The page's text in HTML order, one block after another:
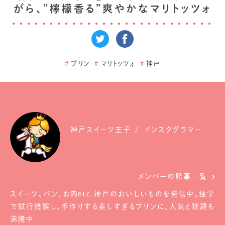
がら、”檸檬香る”爽やかなマリトッツォ
# プリン # マリトッツォ # 神戸
神戸スイーツ王子 インスタグラマー
メンバーの記事一覧
スイーツ、パン、お肉etc.神戸のおいしいものを発信中。独学
で試行錯誤し、手作りする美しすぎるプリンに、人気と話題も
沸騰中